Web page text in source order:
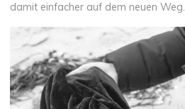
damit einfacher auf dem neuen Weg.